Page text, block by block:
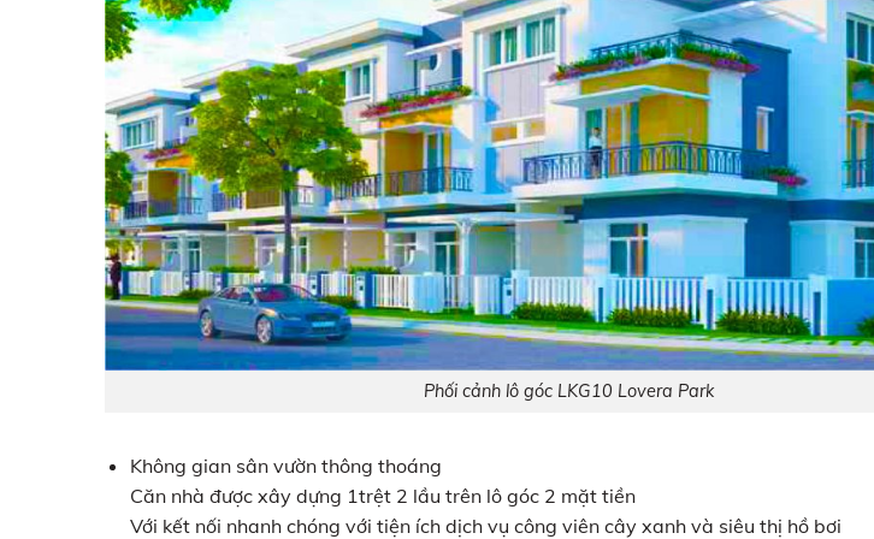
Phối cảnh lô góc LKG10 Lovera Park
Không gian sân vườn thông thoáng
Căn nhà được xây dựng 1trệt 2 lầu trên lô góc 2 mặt tiền
Với kết nối nhanh chóng với tiện ích dịch vụ công viên cây xanh và siêu thị hồ bơi